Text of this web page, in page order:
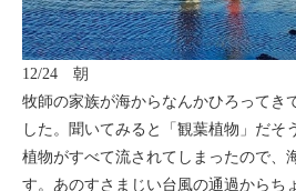
12/24 朝
牧師の家族が海からなんかひろってき
した。聞いてみると「観葉植物」だそ
植物がすべて流されてしまったので、
す。あのすさまじい台風の通過からち